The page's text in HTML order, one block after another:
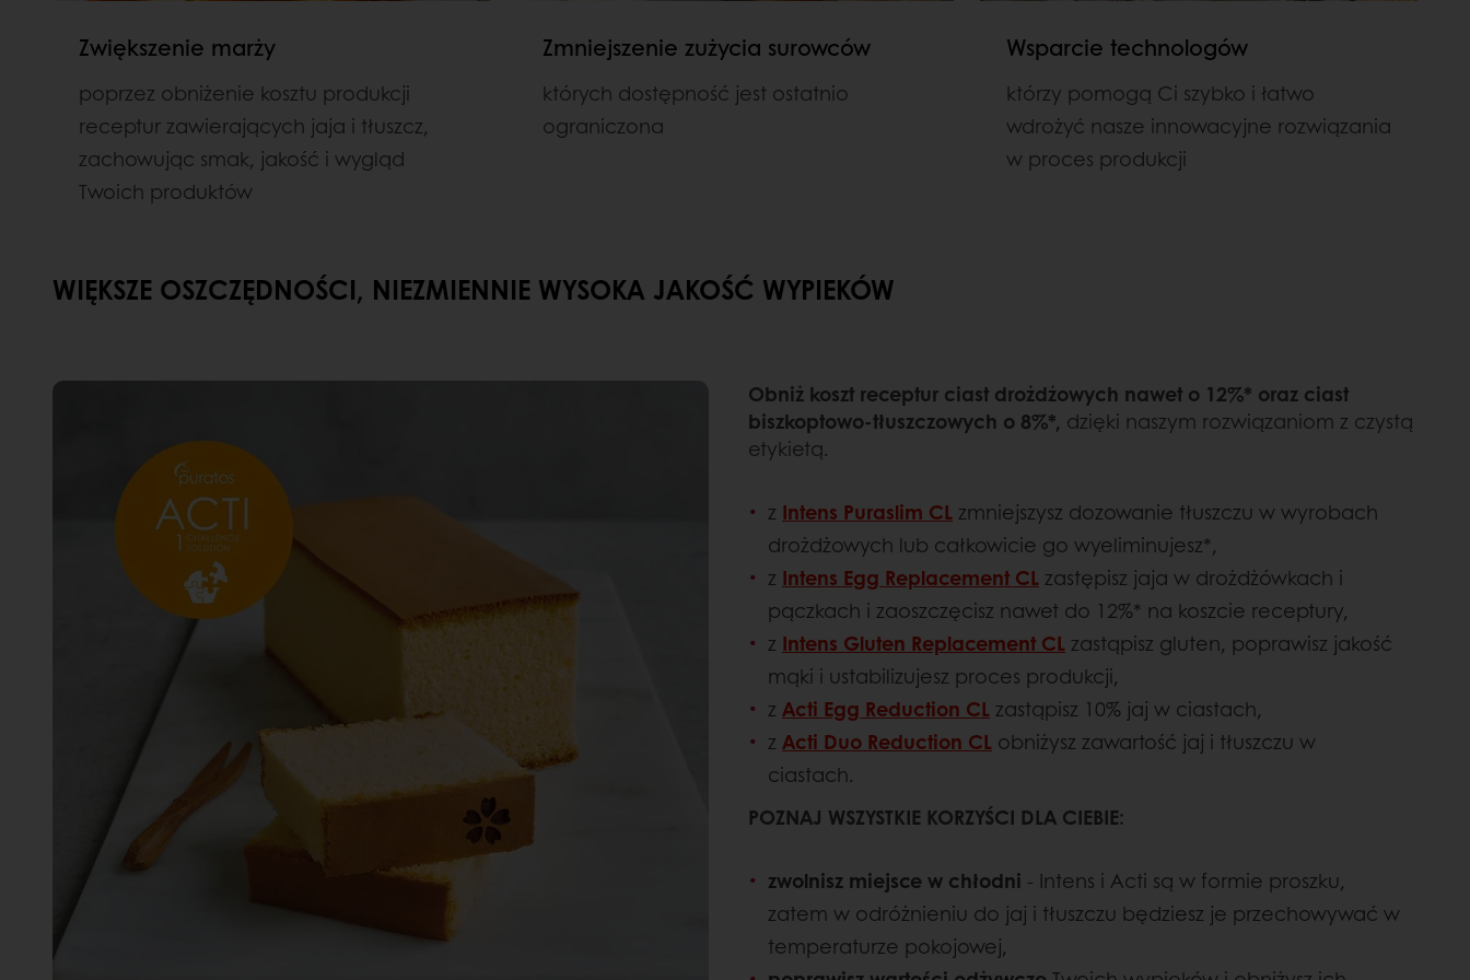
Zwiększenie marży
poprzez obniżenie kosztu produkcji
receptur zawierających jaja i tłuszcz,
zachowując smak, jakość i wygląd
Twoich produktów
Zmniejszenie zużycia surowców
których dostępność jest ostatnio
ograniczona
Wsparcie technologów
którzy pomogą Ci szybko i łatwo
wdrożyć nasze innowacyjne rozwiązania
w proces produkcji
WIĘKSZE OSZCZĘDNOŚCI, NIEZMIENNIE WYSOKA JAKOŚĆ WYPIEKÓW
Obniż koszt receptur ciast drożdżowych nawet o 12%* oraz ciast
biszkoptowo-tłuszczowych o 8%*, dzięki naszym rozwiązaniom z czystą
etykietą.
z Intens Puraslim CLzmniejszysz dozowanie tłuszczu w wyrobach
drożdżowych lub całkowicie go wyeliminujesz*,
z Intens Egg Replacement CLzastępisz jaja w drożdżówkach i
pączkach i zaoszczęcisz nawet do 12%* na koszcie receptury,
z Intens Gluten Replacement CLzastąpisz gluten, poprawisz jakość
mąki i ustabilizujesz proces produkcji,
z Acti Egg Reduction CLzastąpisz 10% jaj w ciastach,
z Acti Duo Reduction CL obniżysz zawartość jaj i tłuszczu w
ciastach.
POZNAJ WSZYSTKIE KORZYŚCI DLA CIEBIE:
zwolnisz miejsce w chłodni - Intens i Acti są w formie proszku,
zatem w odróżnieniu do jaj i tłuszczu będziesz je przechowywać w
temperaturze pokojowej,